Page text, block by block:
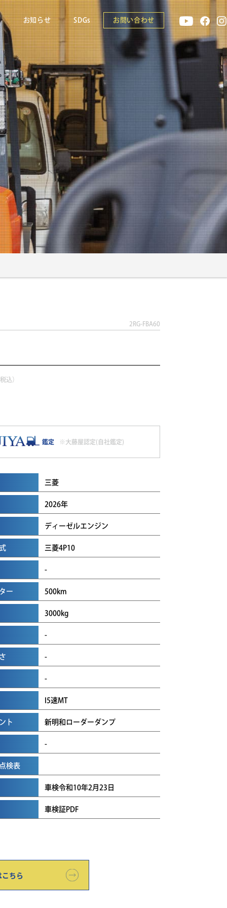
お知らせ SDGs お問い合わせ
2RG-FBA60
込）
鑑定 ※大藤屋認定(自社鑑定)
三菱
2026年
ディーゼルエンジン
三菱4P10
-
ー 500km
3000kg
-
-
-
I5速MT
ト 新明和ローダーダンプ
-
検表
車検令和10年2月23日
車検証PDF
ちら